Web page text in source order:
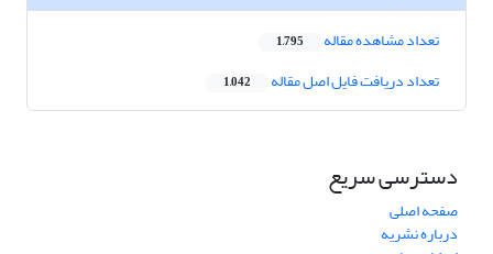
تعداد مشاهده مقاله 1,795
تعداد دریافت فایل اصل مقاله 1,042
دسترسی سریع
صفحه اصلی
درباره نشریه